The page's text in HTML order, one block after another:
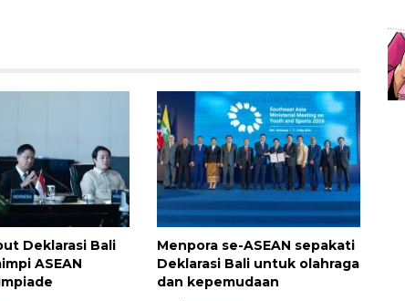
Deklarasi Bali
ASEAN
Menpora se-ASEAN sepakati
Deklarasi Bali untuk olahraga
dan kepemudaan